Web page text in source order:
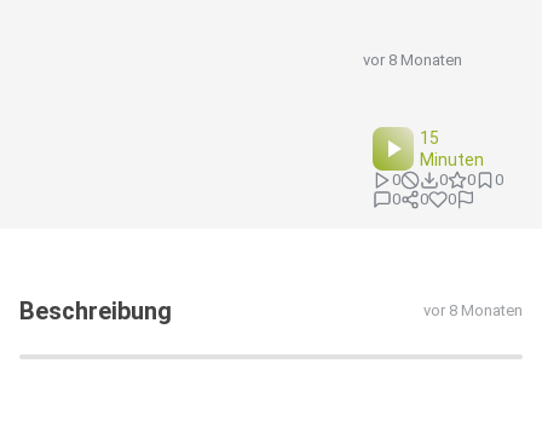
vor 8 Monaten
15
Minuten
0 0 0
0
0
0 0
Beschreibung vor 8 Monaten